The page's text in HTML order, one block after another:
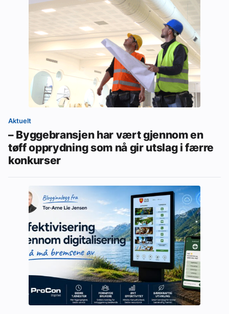
Aktuelt
– Byggebransjen har vært gjennom en
tøff opprydning som nå gir utslag i færre
konkurser